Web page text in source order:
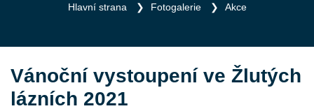
Hlavní strana Fotogalerie Akce
Vánoční vystoupení ve Žlutých
lázních 2021